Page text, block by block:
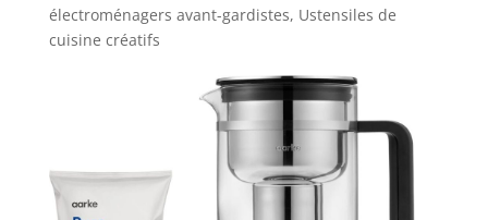
électroménagers avant-gardistes, Ustensiles de
cuisine créatifs